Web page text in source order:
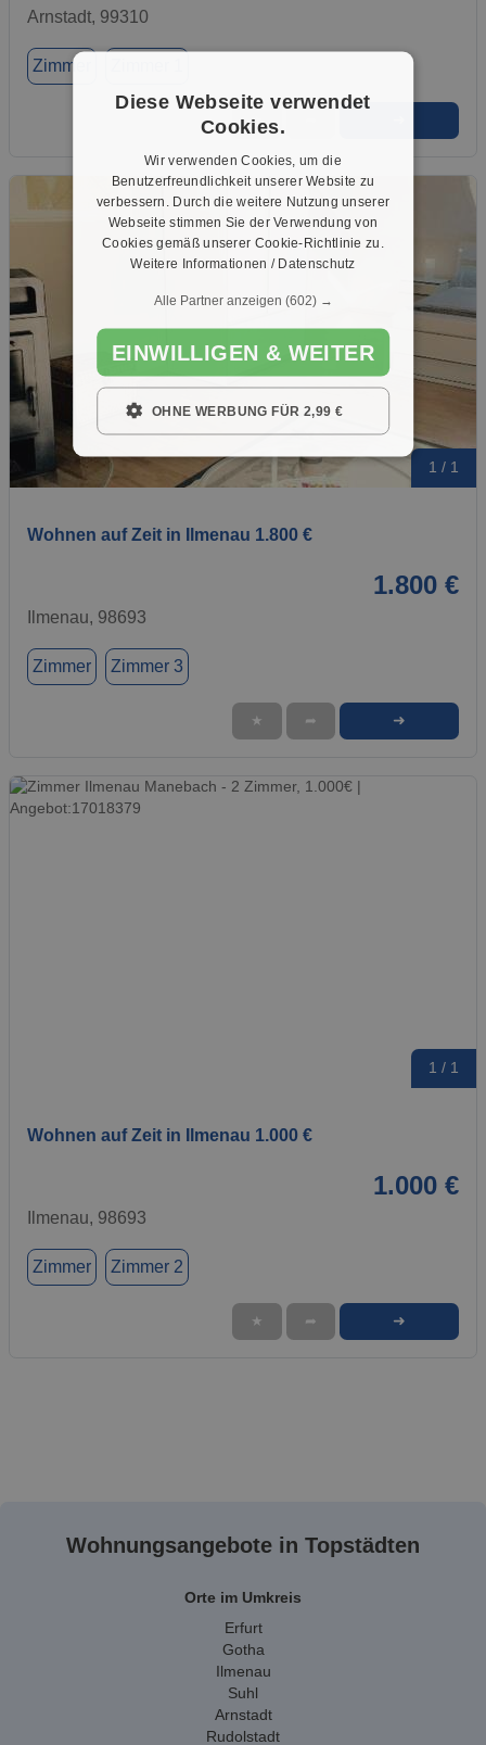
Arnstadt, 99310
Zimmer
★
1 / 1
Wohnen auf Zeit in Ilmenau 1.800 €
1.800 €
Ilmenau, 98693
Zimmer Zimmer 3
★ ➦ ➜
1 / 1
Wohnen auf Zeit in Ilmenau 1.000 €
1.000 €
Ilmenau, 98693
Zimmer Zimmer 2
★ ➦ ➜
Wohnungsangebote in Topstädten
Orte im Umkreis
Erfurt
Gotha
Ilmenau
Suhl
Arnstadt
Rudolstadt
Diese Webseite verwendet
Cookies.
Wir verwenden Cookies, um die
Benutzerfreundlichkeit unserer Website zu
verbessern. Durch die weitere Nutzung unserer
Webseite stimmen Sie der Verwendung von
Cookies gemäß unserer Cookie-Richtlinie zu.
Weitere Informationen / Datenschutz
Alle Partner anzeigen (602) →
EINWILLIGEN & WEITER
OHNE WERBUNG FÜR 2,99 €